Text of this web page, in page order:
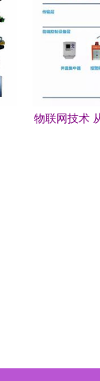
物联网技术